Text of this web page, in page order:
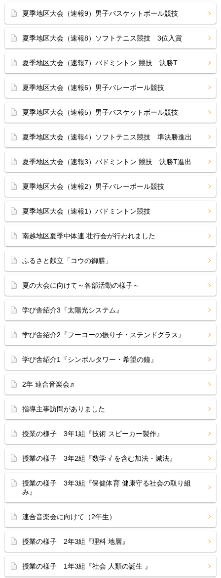
夏季地区大会（速報9）男子バスケットボール競技
夏季地区大会（速報8）ソフトテニス競技 3位入賞
夏季地区大会（速報7）バドミントン 競技 決勝T
夏季地区大会（速報6）男子バレーボール競技
夏季地区大会（速報5）男子バスケットボール競技
夏季地区大会（速報4）ソフトテニス競技 準決勝進出
夏季地区大会（速報3）バドミントン 競技 決勝T進出
夏季地区大会（速報2）男子バレーボール競技
夏季地区大会（速報1）バドミントン競技
南越地区夏季中体連 壮行会が行われました
ふるさと献立「コウの御膳」
夏の大会に向けて～各部活動の様子～
学び舎紹介3『太陽光システム』
学び舎紹介2『フーコーの振り子・ステンドグラス』
学び舎紹介1『シンボルタワー・希望の鐘』
2年 連合音楽会♬
指導主事訪問がありました
授業の様子 3年1組『技術 スピーカー製作』
授業の様子 3年2組『数学 √ を含む加法・減法』
授業の様子 3年3組『保健体育 健康守る社会の取り組
み』
連合音楽会に向けて（2年生）
授業の様子 2年3組『理科 地層』
授業の様子 1年3組『社会 人類の誕生 』